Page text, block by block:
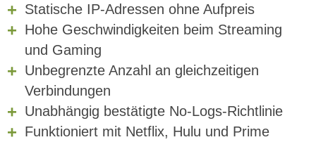
Statische IP-Adressen ohne Aufpreis
Hohe Geschwindigkeiten beim Streaming
und Gaming
Unbegrenzte Anzahl an gleichzeitigen
Verbindungen
Unabhängig bestätigte No-Logs-Richtlinie
Funktioniert mit Netflix, Hulu und Prime